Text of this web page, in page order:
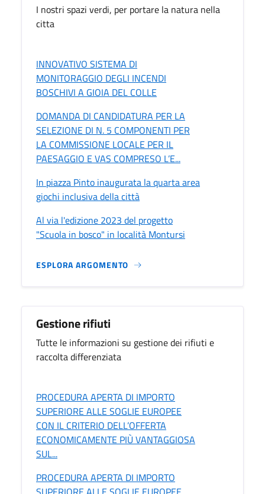
I nostri spazi verdi, per portare la natura nella
citta
INNOVATIVO SISTEMA DI
MONITORAGGIO DEGLI INCENDI
BOSCHIVI A GIOIA DEL COLLE
DOMANDA DI CANDIDATURA PER LA
SELEZIONE DI N. 5 COMPONENTI PER
LA COMMISSIONE LOCALE PER IL
PAESAGGIO E VAS COMPRESO L’E...
In piazza Pinto inaugurata la quarta area
giochi inclusiva della città
Al via l'edizione 2023 del progetto
"Scuola in bosco" in località Montursi
ESPLORA ARGOMENTO
Gestione rifiuti
Tutte le informazioni su gestione dei rifiuti e
raccolta differenziata
PROCEDURA APERTA DI IMPORTO
SUPERIORE ALLE SOGLIE EUROPEE
CON IL CRITERIO DELL’OFFERTA
ECONOMICAMENTE PIÙ VANTAGGIOSA
SUL...
PROCEDURA APERTA DI IMPORTO